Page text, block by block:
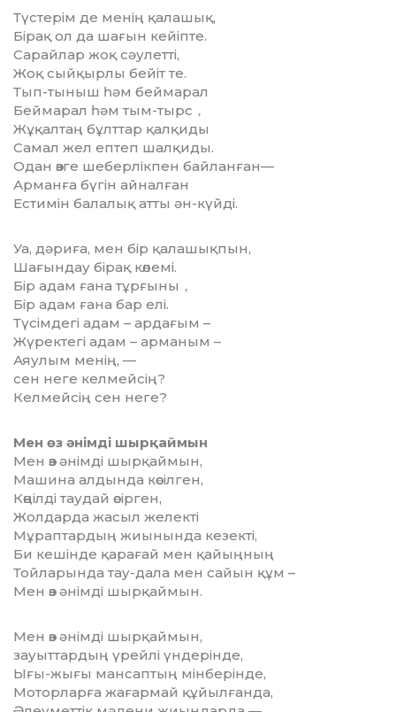
Түстерім де менің қалашық,
Бірақ ол да шағын кейіпте.
Сарайлар жоқ сәулетті,
Жоқ сыйқырлы бейіт те.
Тып-тыныш һәм беймарал
Беймарал һәм тым-тырс，
Жұқалтаң бұлттар қалқиды
Самал жел ептеп шалқиды.
Одан өзге шеберлікпен байланған—
Арманға бүгін айналған
Естимін балалық атты ән-күйді.
Уа, дәриға, мен бір қалашықпын,
Шағындау бірақ көлемі.
Бір адам ғана тұрғыны，
Бір адам ғана бар елі.
Түсімдегі адам – ардағым –
Жүректегі адам – арманым –
Аяулым менің, —
сен неге келмейсің?
Келмейсің сен неге?
Мен өз әнімді шырқаймын
Мен өз әнімді шырқаймын,
Машина алдында көсілген,
Көңілді таудай өсірген,
Жолдарда жасыл желекті
Мұраптардың жиынында кезекті,
Би кешінде қарағай мен қайыңның
Тойларында тау-дала мен сайын құм –
Мен өз әнімді шырқаймын.
Мен өз әнімді шырқаймын,
зауыттардың үрейлі үндерінде,
Ығы-жығы мансаптың мінберінде,
Моторларға жағармай құйылғанда,